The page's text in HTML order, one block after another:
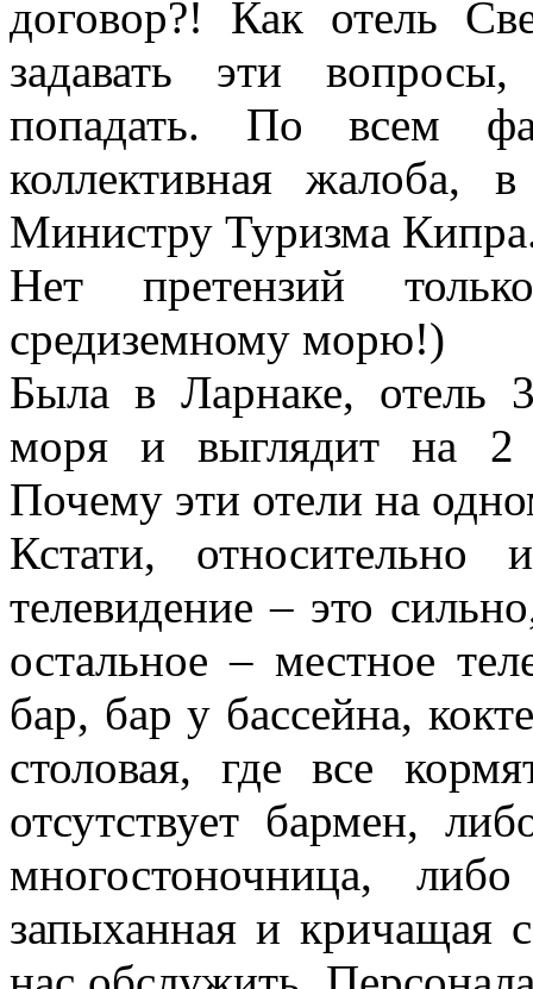
договор?! Как отель
задавать эти
попадать. По всем
коллективная жалоба,
Министру Туризма
Нет претензий
средиземному морю!)
Была в Ларнаке, отель
моря и выглядит на 2
Почему эти отели на
Кстати, относительно
телевидение – это
остальное – местное
бар, бар у бассейна,
столовая, где все
отсутствует бармен,
многостоночница,
запыханная и кричащая